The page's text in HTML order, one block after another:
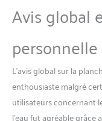
Avis global
personnelle
L’avis global sur la
enthousiaste malgré
utilisateurs concernant
l’eau fut agréable